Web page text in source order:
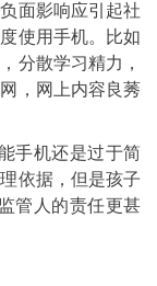
面影响应引起社
使用手机。比如
分散学习精力，
，网上内容良莠
手机还是过于简
依据，但是孩子
管人的责任更甚